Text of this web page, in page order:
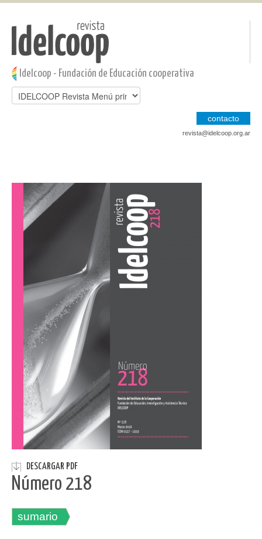
Pasar al contenido principal
Jump to main content
Idelcoop - Fundación de Educación cooperativa
contacto
revista@idelcoop.org.ar
Jump to main content
DESCARGAR PDF
Número 218
sumario